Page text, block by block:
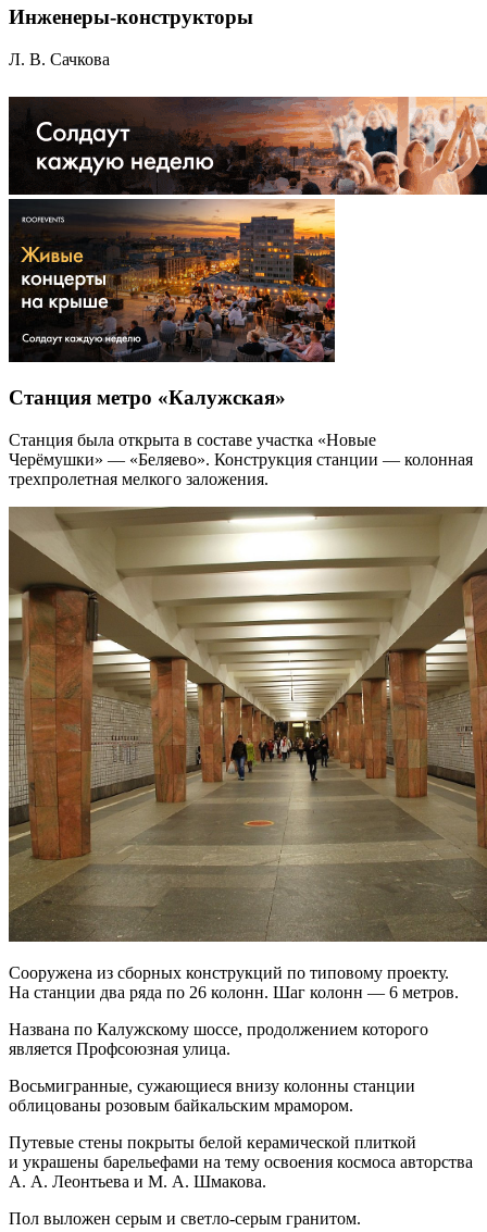
Инженеры-конструкторы
Л. В. Сачкова
Станция метро «Калужская»
Станция была открыта в составе участка «Новые
Черёмушки» — «Беляево». Конструкция станции — колонная
трехпролетная мелкого заложения.
Сооружена из сборных конструкций по типовому проекту.
На станции два ряда по 26 колонн. Шаг колонн — 6 метров.
Названа по Калужскому шоссе, продолжением которого
является Профсоюзная улица.
Восьмигранные, сужающиеся внизу колонны станции
облицованы розовым байкальским мрамором.
Путевые стены покрыты белой керамической плиткой
и украшены барельефами на тему освоения космоса авторства
А. А. Леонтьева и М. А. Шмакова.
Пол выложен серым и светло-серым гранитом.